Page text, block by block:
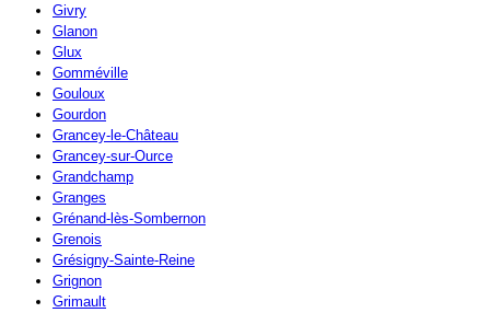
Givry
Glanon
Glux
Gomméville
Gouloux
Gourdon
Grancey-le-Château
Grancey-sur-Ource
Grandchamp
Granges
Grénand-lès-Sombernon
Grenois
Grésigny-Sainte-Reine
Grignon
Grimault